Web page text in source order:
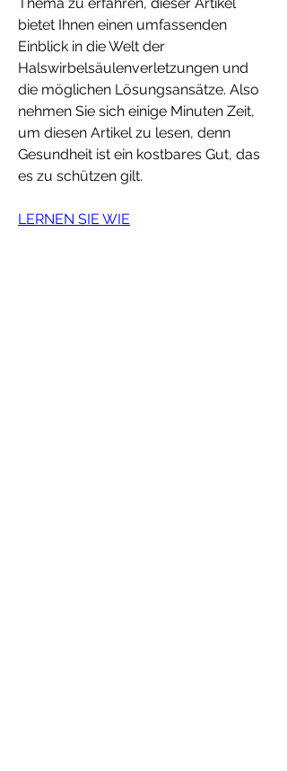
bietet Ihnen einen umfassenden
Einblick in die Welt der
Halswirbelsäulenverletzungen und
die möglichen Lösungsansätze. Also
nehmen Sie sich einige Minuten Zeit,
um diesen Artikel zu lesen, denn
Gesundheit ist ein kostbares Gut, das
es zu schützen gilt.
LERNEN SIE WIE